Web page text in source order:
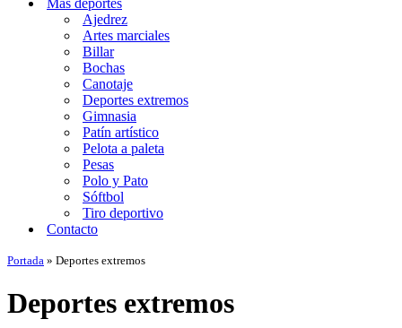
Más deportes
Ajedrez
Artes marciales
Billar
Bochas
Canotaje
Deportes extremos
Gimnasia
Patín artístico
Pelota a paleta
Pesas
Polo y Pato
Sóftbol
Tiro deportivo
Contacto
Portada » Deportes extremos
Deportes extremos